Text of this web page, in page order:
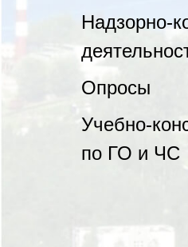
Надзорно-
Опросы
Учебно-
по ГО и ЧС